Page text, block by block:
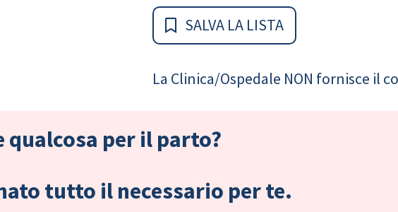
SALVA LA LISTA
La Clinica/Ospedale NON fornisce il
per il parto?
tutto il necessario per te.